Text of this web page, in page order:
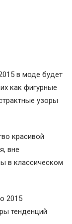
в моде будет
как фигурные
узоры
красивой
вне
в классическом
2015
тенденций